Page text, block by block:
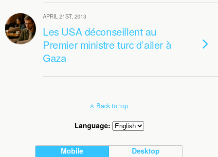
APRIL 21ST, 2013
Les USA déconseillent au
Premier ministre turc d’aller à
Gaza
Back to top
Language:
Mobile Desktop